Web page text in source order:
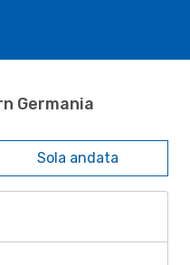
Germania
Sola andata